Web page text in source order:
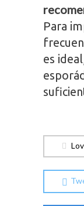
Para
es